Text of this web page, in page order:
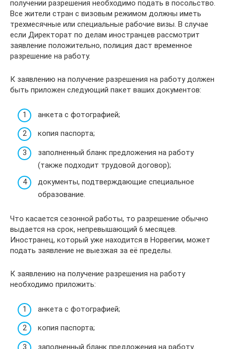
получении разрешения необходимо подать в посольство.
Все жители стран с визовым режимом должны иметь
трехмесячные или специальные рабочие визы. В случае
если Директорат по делам иностранцев рассмотрит
заявление положительно, полиция даст временное
разрешение на работу.
К заявлению на получение разрешения на работу должен
быть приложен следующий пакет ваших документов:
анкета с фотографией;
копия паспорта;
заполненный бланк предложения на работу
(также подходит трудовой договор);
документы, подтверждающие специальное
образование.
Что касается сезонной работы, то разрешение обычно
выдается на срок, непревышающий 6 месяцев.
Иностранец, который уже находится в Норвегии, может
подать заявление не выезжая за её пределы.
К заявлению на получение разрешения на работу
необходимо приложить:
анкета с фотографией;
копия паспорта;
заполненный бланк предложения на работу.